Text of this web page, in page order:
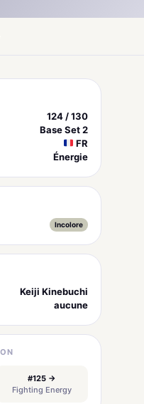
124 / 130
Base Set 2
FR
Énergie
Incolore
Keiji Kinebuchi
aucune
#125 →
Fighting Energy